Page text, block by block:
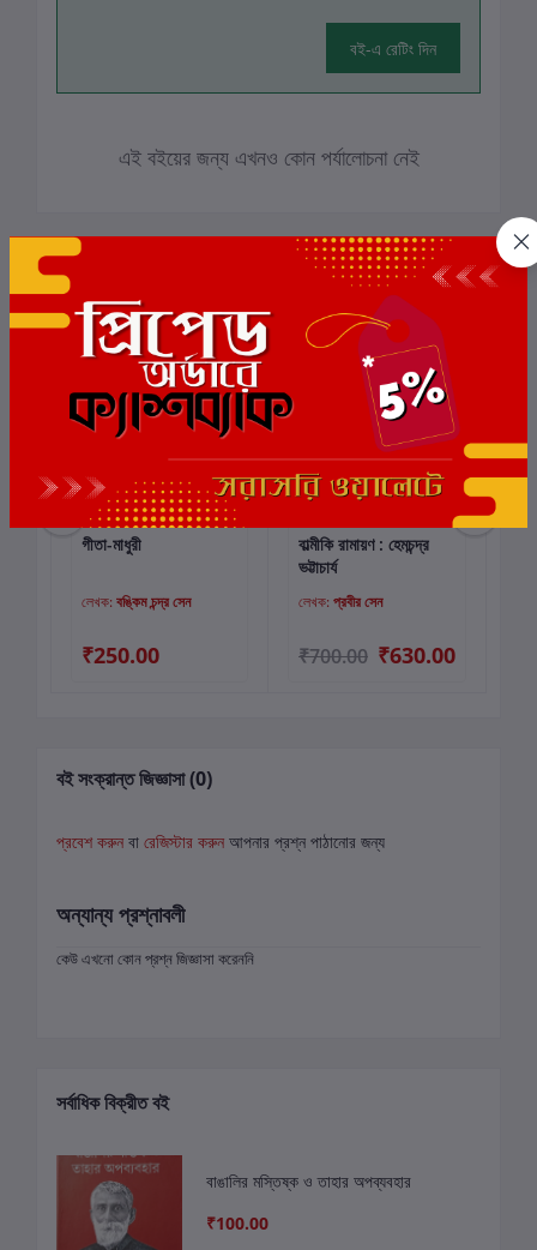
বই-এ রেটিং দিন
এই বইয়ের জন্য এখনও কোন পর্যালোচনা নেই
সংশ্লিষ্ট বই
কার্টে যোগ করুন
গীতা-মাধুরী
লেখক: বঙ্কিম চন্দ্র সেন
₹250.00
কার্টে যোগ করুন
বাল্মীকি রামায়ণ : হেমচন্দ্র
ভট্টাচার্য
লেখক: প্রবীর সেন
₹700.00 ₹630.00
বই সংক্রান্ত জিজ্ঞাসা (0)
প্রবেশ করুন বা রেজিস্টার করুন আপনার প্রশ্ন পাঠানোর জন্য
অন্যান্য প্রশ্নাবলী
কেউ এখনো কোন প্রশ্ন জিজ্ঞাসা করেননি
সর্বাধিক বিক্রীত বই
বাঙালির মস্তিষ্ক ও তাহার অপব্যবহার
₹100.00